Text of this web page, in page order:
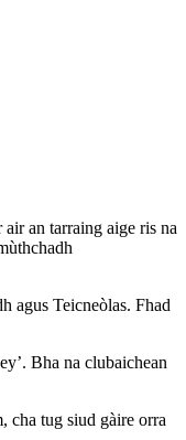
an tarraing aige ris na
agus Teicneòlas. Fhad
Bha na clubaichean
cha tug siud gàire orra